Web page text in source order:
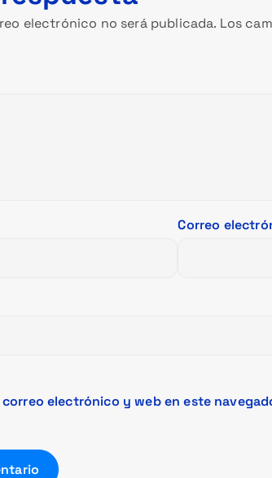
electrónico no será publicada. Los
Correo
electrónico y web en este